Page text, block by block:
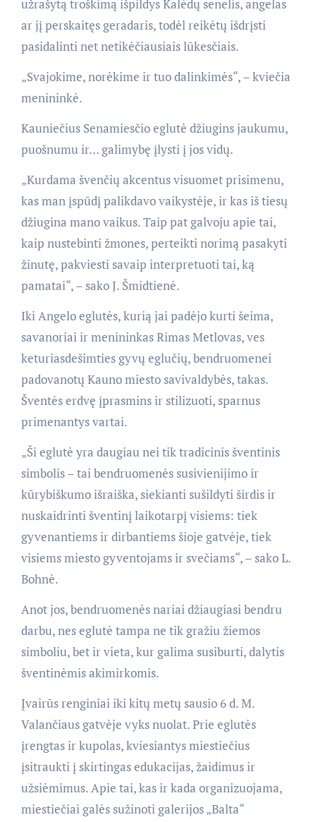
užrašytą troškimą išpildys Kalėdų senelis, angelas
ar jį perskaitęs geradaris, todėl reikėtų išdrįsti
pasidalinti net netikėčiausiais lūkesčiais.
„Svajokime, norėkime ir tuo dalinkimės“, – kviečia
menininkė.
Kauniečius Senamiesčio eglutė džiugins jaukumu,
puošnumu ir… galimybę įlysti į jos vidų.
„Kurdama švenčių akcentus visuomet prisimenu,
kas man įspūdį palikdavo vaikystėje, ir kas iš tiesų
džiugina mano vaikus. Taip pat galvoju apie tai,
kaip nustebinti žmones, perteikti norimą pasakyti
žinutę, pakviesti savaip interpretuoti tai, ką
pamatai“, – sako J. Šmidtienė.
Iki Angelo eglutės, kurią jai padėjo kurti šeima,
savanoriai ir menininkas Rimas Metlovas, ves
keturiasdešimties gyvų eglučių, bendruomenei
padovanotų Kauno miesto savivaldybės, takas.
Šventės erdvę įprasmins ir stilizuoti, sparnus
primenantys vartai.
„Ši eglutė yra daugiau nei tik tradicinis šventinis
simbolis – tai bendruomenės susivienijimo ir
kūrybiškumo išraiška, siekianti sušildyti širdis ir
nuskaidrinti šventinį laikotarpį visiems: tiek
gyvenantiems ir dirbantiems šioje gatvėje, tiek
visiems miesto gyventojams ir svečiams“, – sako L.
Bohnė.
Anot jos, bendruomenės nariai džiaugiasi bendru
darbu, nes eglutė tampa ne tik gražiu žiemos
simboliu, bet ir vieta, kur galima susiburti, dalytis
šventinėmis akimirkomis.
Įvairūs renginiai iki kitų metų sausio 6 d. M.
Valančiaus gatvėje vyks nuolat. Prie eglutės
įrengtas ir kupolas, kviesiantys miestiečius
įsitraukti į skirtingas edukacijas, žaidimus ir
užsiėmimus. Apie tai, kas ir kada organizuojama,
miestiečiai galės sužinoti galerijos „Balta“